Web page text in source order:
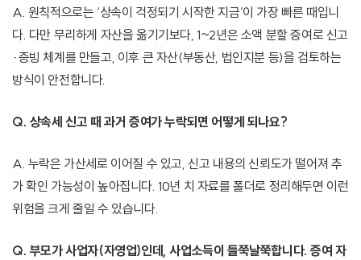
A. 원칙적으로는 ‘상속이 걱정되기 시작한 지금’이 가장 빠른 때입니
다. 다만 무리하게 자산을 옮기기보다, 1~2년은 소액 분할 증여로 신고
·증빙 체계를 만들고, 이후 큰 자산(부동산, 법인지분 등)을 검토하는
방식이 안전합니다.
Q. 상속세 신고 때 과거 증여가 누락되면 어떻게 되나요?
A. 누락은 가산세로 이어질 수 있고, 신고 내용의 신뢰도가 떨어져 추
가 확인 가능성이 높아집니다. 10년 치 자료를 폴더로 정리해두면 이런
위험을 크게 줄일 수 있습니다.
Q. 부모가 사업자(자영업)인데, 사업소득이 들쭉날쭉합니다. 증여 자